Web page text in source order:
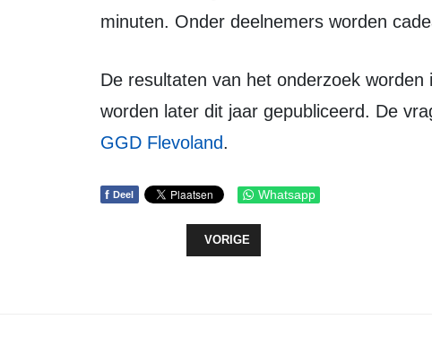
minuten. Onder deelnemers worden
De resultaten van het onderzoek worden in het najaar uitgewerkt. De uitkomsten
worden later dit jaar gepubliceerd. De
GGD Flevoland.
f Deel Whatsapp
VORIG ARTIKEL: VOGELGRIEP OP
VORIGE